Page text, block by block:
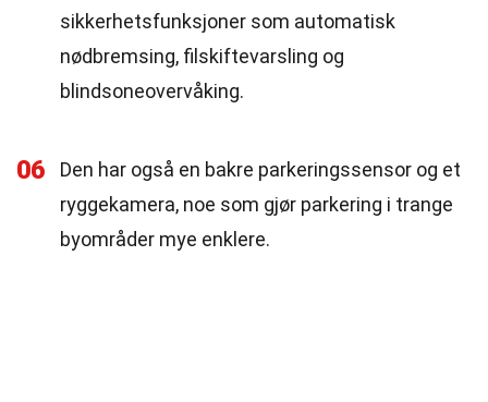
sikkerhetsfunksjoner som automatisk
nødbremsing, filskiftevarsling og
blindsoneovervåking.
06
Den har også en bakre parkeringssensor og et
ryggekamera, noe som gjør parkering i trange
byområder mye enklere.